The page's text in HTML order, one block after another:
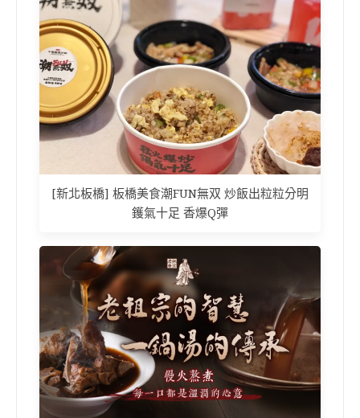
[新北板橋] 板橋美食潮FUN無双 炒飯出粒粒分明
鑊氣十足 香爆Q彈